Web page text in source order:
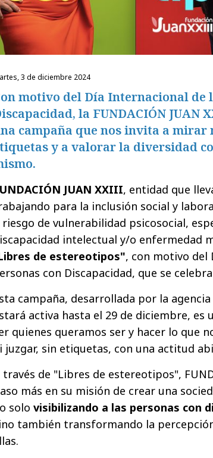
martes, 3 de diciembre 2024
motivo del Día Internacional de
la FUNDACIÓN JUAN
campaña que nos invita a mirar
y a valorar la diversidad
JUAN XXIII, entidad que
para la inclusión social y
riesgo de vulnerabilidad psicosocial,
intelectual y/o enfermedad
de estereotipos", con motivo del
con Discapacidad, que se
campaña, desarrollada por la
activa hasta el 29 de diciembre, es
quienes queramos ser y hacer lo que
juzgar, sin etiquetas, con una actitud
través de "Libres de estereotipos",
más en su misión de crear una
solo visibilizando a las personas con
también transformando la